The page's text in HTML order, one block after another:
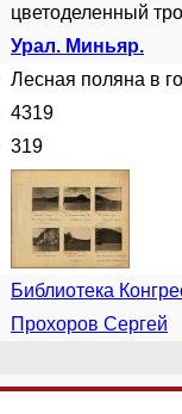
цветоделенный
Урал. Миньяр.
Лесная поляна в
4319
319
Библиотека
Прохоров Сергей